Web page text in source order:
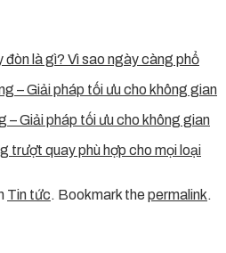
đòn là gì? Vì sao ngày càng phổ
– Giải pháp tối ưu cho không gian
– Giải pháp tối ưu cho không gian
trượt quay phù hợp cho mọi loại
Tin tức. Bookmark thepermalink.